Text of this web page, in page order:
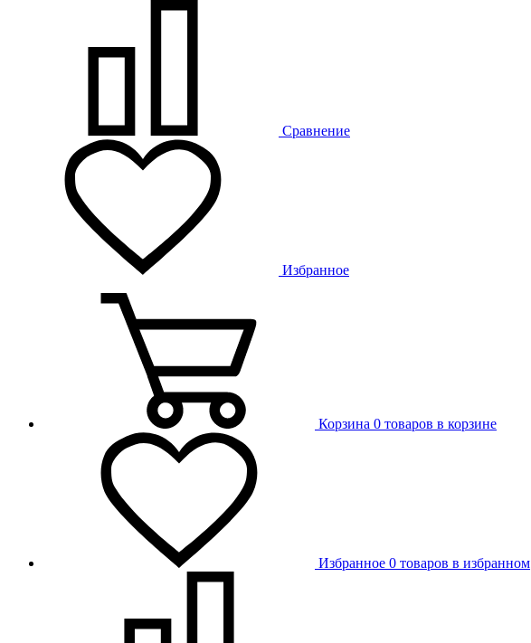
Сравнение
Избранное
Корзина 0 товаров в корзине
Избранное 0 товаров в избранном